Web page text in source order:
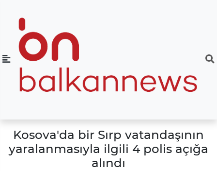
Kosova'da bir Sırp vatandaşının
yaralanmasıyla ilgili 4 polis açığa
alındı